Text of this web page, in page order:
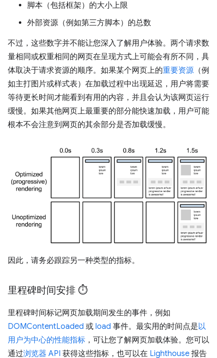
脚本（包括框架）的大小上限
外部资源（例如第三方脚本）的总数
不过，这些数字并不能让您深入了解用户体验。两个请求数
量相同或权重相同的网页在呈现方式上可能会有所不同，具
体取决于请求资源的顺序。如果某个网页上的重要资源 （例
如主打图片或样式表）在加载过程中出现延迟，用户将需要
等待更长时间才能看到有用的内容，并且会认为该网页运行
缓慢。如果其他网页上最重要的部分能快速加载，用户可能
根本不会注意到网页的其余部分是否加载缓慢。
因此，请务必跟踪另一种类型的指标。
里程碑时间安排 ⏱️
里程碑时间标记网页加载期间发生的事件，例如
DOMContentLoaded 或 load 事件。最实用的时间点是以
用户为中心的性能指标 ，可让您了解网页加载体验。您可以
通过浏览器 API 获得这些指标，也可以在 Lighthouse 报告